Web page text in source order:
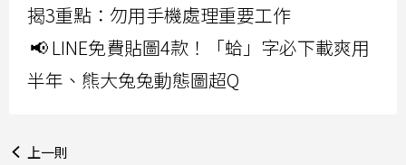
揭3重點：勿用手機處理重要工作
📢 LINE免費貼圖4款！「蛤」字必下載爽用
半年、熊大兔兔動態圖超Q
上一則